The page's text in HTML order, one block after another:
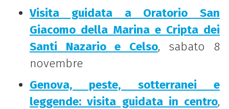
Visita guidata a Oratorio San
Giacomo della Marina e Cripta dei
Santi Nazario e Celso, sabato 8
novembre
Genova, peste, sotterranei e
leggende: visita guidata in centro,